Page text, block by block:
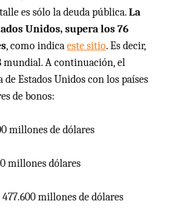
es sólo la deuda pública.La
Unidos, supera los 76
, como indicaeste sitio. Es decir,
mundial. A continuación, el
de Estados Unidos con los países
de bonos:
millones de dólares
millones dólares
millones de dólares